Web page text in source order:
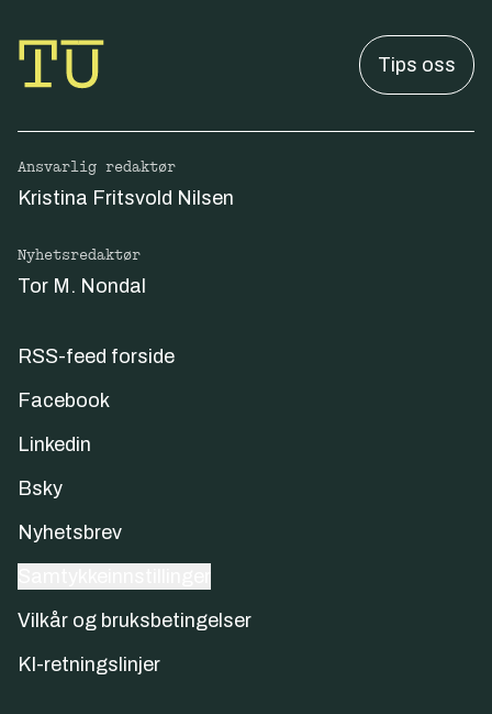
Tips oss
Ansvarlig redaktør
Kristina Fritsvold Nilsen
Nyhetsredaktør
Tor M. Nondal
RSS-feed forside
Facebook
Linkedin
Bsky
Nyhetsbrev
Vilkår og bruksbetingelser
KI-retningslinjer